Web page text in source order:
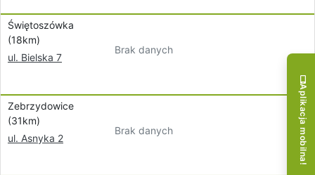
Świętoszówka
(18km)
ul. Bielska 7
Brak danych
Zebrzydowice
(31km)
ul. Asnyka 2
Brak danych Aplikacja mobilna!